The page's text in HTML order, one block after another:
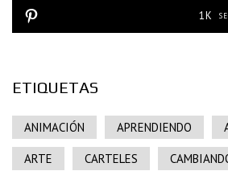
1K
ETIQUETAS
ANIMACIÓN APRENDIENDO
ARTE CARTELES